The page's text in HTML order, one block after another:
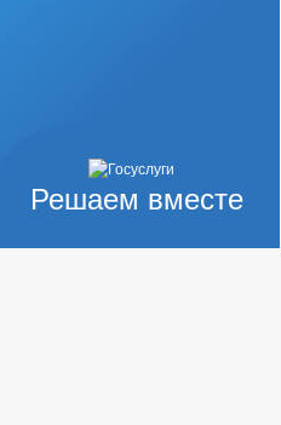
Решаем вместе